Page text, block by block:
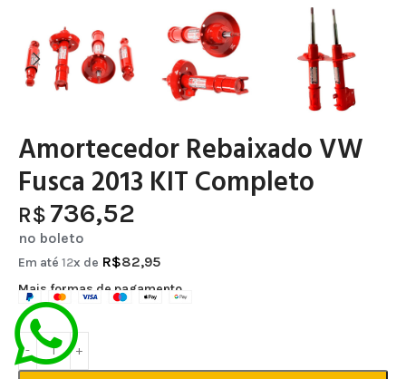
Amortecedor Rebaixado VW
Fusca 2013 KIT Completo
R$ 736,52
no boleto
Em até 12x de R$82,95
Mais formas de pagamento